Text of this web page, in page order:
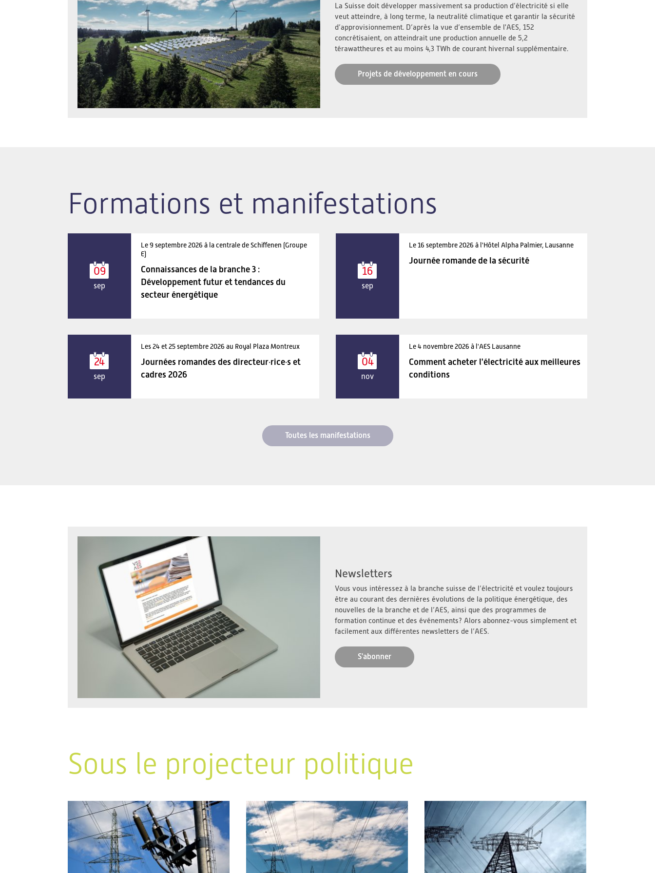
La Suisse doit développer massivement sa production d’électricité si elle
veut atteindre, à long terme, la neutralité climatique et garantir la sécurité
d’approvisionnement. D’après la vue d’ensemble de l'AES, 152
concrétisaient, on atteindrait une production annuelle de 5,2
térawattheures et au moins 4,3 TWh de courant hivernal supplémentaire.
Projets de développement en cours
Formations et manifestations
09
sep
Le 9 septembre 2026 à la centrale de Schiffenen (Groupe
E)
Connaissances de la branche 3 :
Développement futur et tendances du
secteur énergétique
16
sep
Le 16 septembre 2026 à l'Hôtel Alpha Palmier, Lausanne
Journée romande de la sécurité
24
sep
Les 24 et 25 septembre 2026 au Royal Plaza Montreux
Journées romandes des directeur·rice·s et
cadres 2026
04
nov
Le 4 novembre 2026 à l'AES Lausanne
Comment acheter l'électricité aux meilleures
conditions
Toutes les manifestations
Newsletters
Vous vous intéressez à la branche suisse de l’électricité et voulez toujours
être au courant des dernières évolutions de la politique énergétique, des
nouvelles de la branche et de l’AES, ainsi que des programmes de
formation continue et des événements? Alors abonnez-vous simplement et
facilement aux différentes newsletters de l’AES.
S'abonner
Sous le projecteur politique